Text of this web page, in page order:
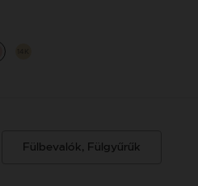
Fülbevalók, Fülgyűrűk